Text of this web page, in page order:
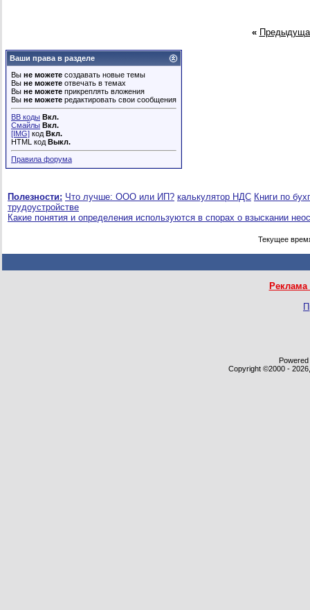
«
Ваши права в разделе
Вы не можете создавать новые темы
Вы не можете отвечать в темах
Вы не можете прикреплять вложения
Вы не можете редактировать свои сообщения
BB коды Вкл.
Смайлы Вкл.
[IMG] код Вкл.
HTML код Выкл.
Правила форума
Полезности: Что лучше: ООО или ИП? калькулятор НДС Книги по
трудоустройстве
Какие понятия и определения используются в спорах о взыскании
Текущее
Copyright ©2000 -